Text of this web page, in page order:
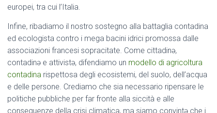
europei, tra cui l’Italia.
Infine, ribadiamo il nostro sostegno alla battaglia contadina
ed ecologista contro i mega bacini idrici promossa dalle
associazioni francesi sopracitate. Come cittadinə,
contadinə e attivistə, difendiamo un modello di agricoltura
contadina rispettosa degli ecosistemi, del suolo, dell’acqua
e delle persone. Crediamo che sia necessario ripensare le
politiche pubbliche per far fronte alla siccità e alle
conseguenze della crisi climatica, ma siamo convintə che i